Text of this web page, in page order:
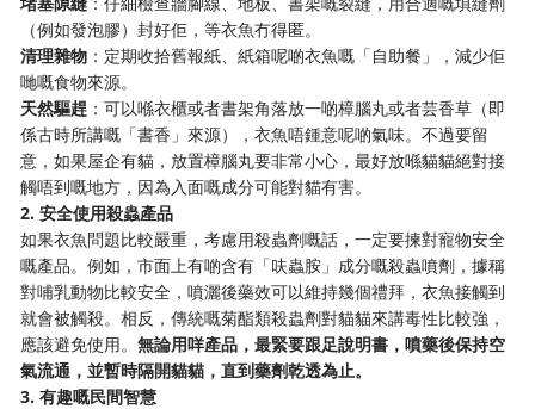
（例如發泡膠）封好佢，等衣魚冇得匿。
清理雜物 ：定期收拾舊報紙、紙箱呢啲衣魚嘅「自助餐」，減少佢
哋嘅食物來源。
天然驅趕 ：可以喺衣櫃或者書架角落放一啲樟腦丸或者芸香草（即
係古時所講嘅「書香」來源），衣魚唔鍾意呢啲氣味。不過要留
意，如果屋企有貓，放置樟腦丸要非常小心，最好放喺貓貓絕對接
觸唔到嘅地方，因為入面嘅成分可能對貓有害。
2. 安全使用殺蟲產品
如果衣魚問題比較嚴重，考慮用殺蟲劑嘅話，一定要揀對寵物安全
嘅產品。例如，市面上有啲含有「呋蟲胺」成分嘅殺蟲噴劑，據稱
對哺乳動物比較安全，噴灑後藥效可以維持幾個禮拜，衣魚接觸到
就會被觸殺。相反，傳統嘅菊酯類殺蟲劑對貓貓來講毒性比較強，
應該避免使用。無論用咩產品，最緊要跟足說明書，噴藥後保持空
氣流通，並暫時隔開貓貓，直到藥劑乾透為止。
3. 有趣嘅民間智慧